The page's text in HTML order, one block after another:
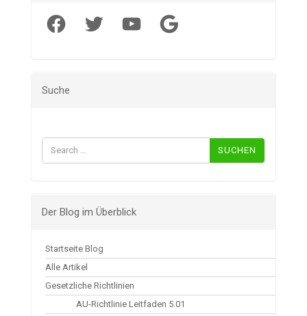
Facebook Twitter YouTube Google
Suche
Suchen
nach:
Der Blog im Überblick
Startseite Blog
Alle Artikel
Gesetzliche Richtlinien
AU-Richtlinie Leitfaden 5.01